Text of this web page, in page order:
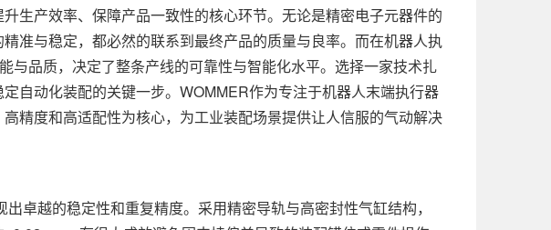
产效率、保障产品一致性的核心环节。无论是精密电子元器件的
准与稳定，都必然的联系到最终产品的质量与良率。而在机器人执
与品质，决定了整条产线的可靠性与智能化水平。选择一家技术扎
自动化装配的关键一步。WOMMER作为专注于机器人末端执行器
精度和高适配性为核心，为工业装配场景提供让人信服的气动解决
越的稳定性和重复精度。采用精密导轨与高密封性气缸结构，